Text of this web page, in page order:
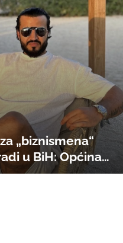
„biznismena“
u BiH: Općina
o